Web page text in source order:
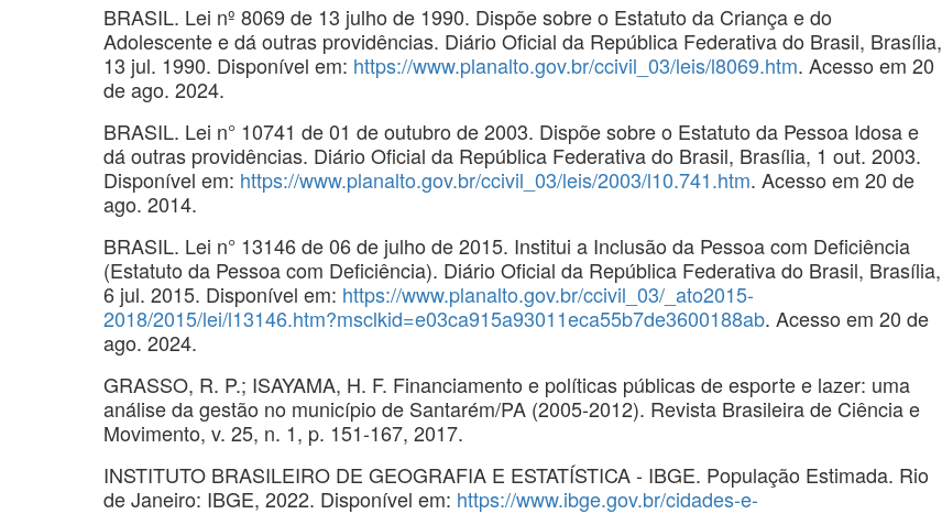
BRASIL. Lei nº 8069 de 13 julho de 1990. Dispõe sobre o Estatuto da Criança e do
Adolescente e dá outras providências. Diário Oficial da República Federativa do Brasil, Brasília,
13 jul. 1990. Disponível em: https://www.planalto.gov.br/ccivil_03/leis/l8069.htm. Acesso em 20
de ago. 2024.
BRASIL. Lei n° 10741 de 01 de outubro de 2003. Dispõe sobre o Estatuto da Pessoa Idosa e
dá outras providências. Diário Oficial da República Federativa do Brasil, Brasília, 1 out. 2003.
Disponível em: https://www.planalto.gov.br/ccivil_03/leis/2003/l10.741.htm. Acesso em 20 de
ago. 2014.
BRASIL. Lei n° 13146 de 06 de julho de 2015. Institui a Inclusão da Pessoa com Deficiência
(Estatuto da Pessoa com Deficiência). Diário Oficial da República Federativa do Brasil, Brasília,
6 jul. 2015. Disponível em: https://www.planalto.gov.br/ccivil_03/_ato2015-
2018/2015/lei/l13146.htm?msclkid=e03ca915a93011eca55b7de3600188ab. Acesso em 20 de
ago. 2024.
GRASSO, R. P.; ISAYAMA, H. F. Financiamento e políticas públicas de esporte e lazer: uma
análise da gestão no município de Santarém/PA (2005-2012). Revista Brasileira de Ciência e
Movimento, v. 25, n. 1, p. 151-167, 2017.
INSTITUTO BRASILEIRO DE GEOGRAFIA E ESTATÍSTICA - IBGE. População Estimada. Rio
de Janeiro: IBGE, 2022. Disponível em: https://www.ibge.gov.br/cidades-e-